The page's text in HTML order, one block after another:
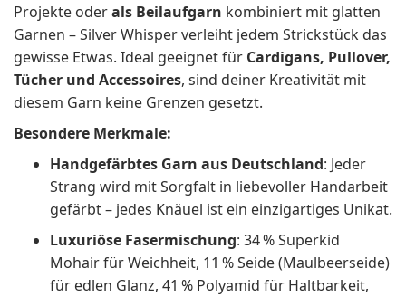
Projekte oderals Beilaufgarn kombiniert mit glatten
Garnen – Silver Whisper verleiht jedem Strickstück das
gewisse Etwas. Ideal geeignet für Cardigans, Pullover,
Tücher und Accessoires, sind deiner Kreativität mit
diesem Garn keine Grenzen gesetzt.
Besondere Merkmale:
Handgefärbtes Garn aus Deutschland: Jeder
Strang wird mit Sorgfalt in liebevoller Handarbeit
gefärbt – jedes Knäuel ist ein einzigartiges Unikat.
Luxuriöse Fasermischung: 34 % Superkid
Mohair für Weichheit, 11 % Seide (Maulbeerseide)
für edlen Glanz, 41 % Polyamid für Haltbarkeit,